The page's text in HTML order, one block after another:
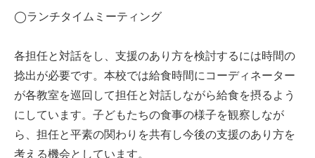
◯ランチタイムミーティング
各担任と対話をし、支援のあり方を検討するには時間の
捻出が必要です。本校では給食時間にコーディネーター
が各教室を巡回して担任と対話しながら給食を摂るよう
にしています。子どもたちの食事の様子を観察しなが
ら、担任と平素の関わりを共有し今後の支援のあり方を
考える機会としています。